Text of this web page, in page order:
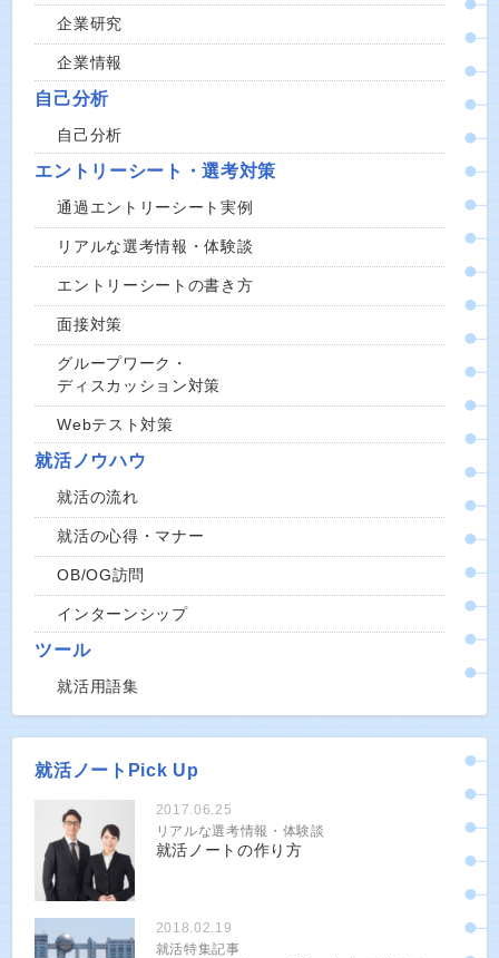
企業研究
企業情報
自己分析
自己分析
エントリーシート・選考対策
通過エントリーシート実例
リアルな選考情報・体験談
エントリーシートの書き方
面接対策
グループワーク・
ディスカッション対策
Webテスト対策
就活ノウハウ
就活の流れ
就活の心得・マナー
OB/OG訪問
インターンシップ
ツール
就活用語集
就活ノートPick Up
2017.06.25
リアルな選考情報・体験談
就活ノートの作り方
2018.02.19
就活特集記事